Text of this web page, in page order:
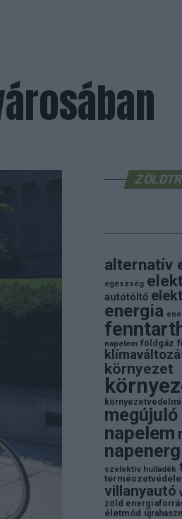
alternatív
egészség
autótöltő
energia
napelem földgáz
környezet
napelem
szelektiv hulladék
villanyautó
zöld
életmód